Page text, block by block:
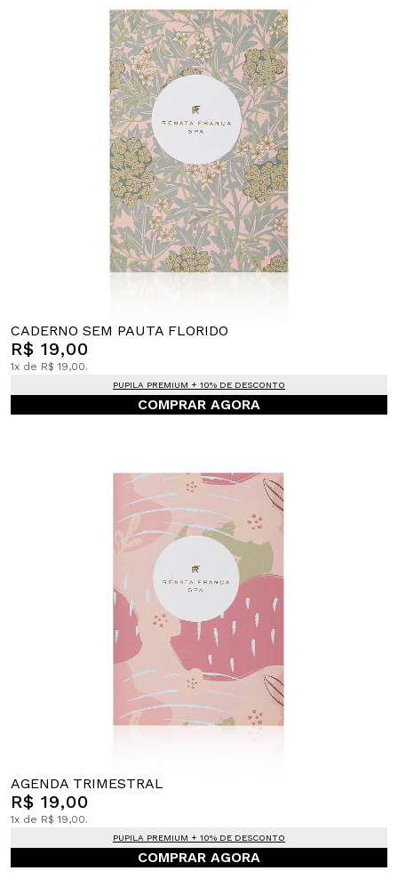
CADERNO SEM PAUTA FLORIDO
R$ 19,00
1x de R$ 19,00.
PUPILA PREMIUM + 10% DE DESCONTO
COMPRAR AGORA
AGENDA TRIMESTRAL
R$ 19,00
1x de R$ 19,00.
PUPILA PREMIUM + 10% DE DESCONTO
COMPRAR AGORA